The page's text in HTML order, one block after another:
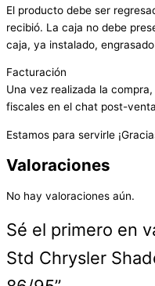
El producto debe ser
recibió. La caja no debe
caja, ya instalado,
Facturación
Una vez realizada la
fiscales en el chat post-
Estamos para servirle
Valoraciones
No hay valoraciones aún.
Sé el primero en
Std Chrysler